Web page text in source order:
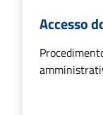
Accesso